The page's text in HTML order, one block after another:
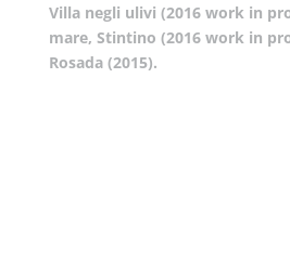
Villa negli ulivi (2016 work in
mare, Stintino (2016 work in
Rosada (2015).